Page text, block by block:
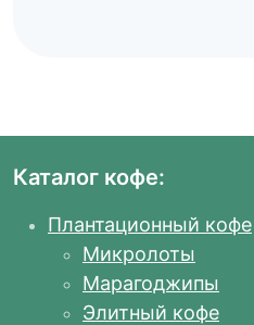
Каталог кофе:
Плантационный кофе
Микролоты
Марагоджипы
Элитный кофе